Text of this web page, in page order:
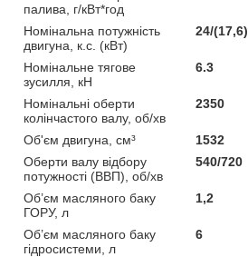
палива, г/кВт*год
Номінальна потужність
двигуна, к.с. (кВт)
24/(17,6)
Номінальне тягове
зусилля, кН
6.3
Номінальні оберти
колінчастого валу, об/хв
2350
Об'єм двигуна, см³
1532
Оберти валу відбору
потужності (ВВП), об/хв
540/720
Об’єм масляного баку
ГОРУ, л
1,2
Об’єм масляного баку
гідросистеми, л
6